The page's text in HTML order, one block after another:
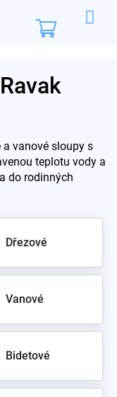
Nákupní
vanové sloupy s
teplotu vody a
do rodinných
Dřezové
Vanové
Bidetové